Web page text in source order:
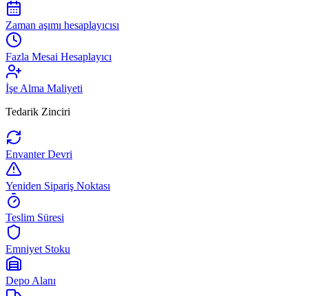
Zaman aşımı hesaplayıcısı
Fazla Mesai Hesaplayıcı
İşe Alma Maliyeti
Tedarik Zinciri
Envanter Devri
Yeniden Sipariş Noktası
Teslim Süresi
Emniyet Stoku
Depo Alanı